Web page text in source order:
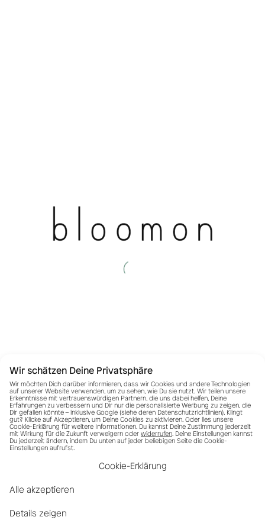
Wir schätzen Deine Privatsphäre
Wir möchten Dich darüber informieren, dass wir Cookies und andere Technologien
auf unserer Website verwenden, um zu sehen, wie Du sie nutzt. Wir teilen unsere
Erkenntnisse mit vertrauenswürdigen Partnern, die uns dabei helfen, Deine
Erfahrungen zu verbessern und Dir nur die personalisierte Werbung zu zeigen, die
Dir gefallen könnte – inklusive Google (siehe deren Datenschutzrichtlinien). Klingt
gut? Klicke auf Akzeptieren, um Deine Cookies zu aktivieren. Oder lies unsere
Cookie-Erklärung für weitere Informationen. Du kannst Deine Zustimmung jederzeit
mit Wirkung für die Zukunft verweigern oder widerrufen . Deine Einstellungen kannst
Du jederzeit ändern, indem Du unten auf jeder beliebigen Seite die Cookie-
Einstellungen aufrufst.
Cookie-Erklärung
Alle akzeptieren
Details zeigen